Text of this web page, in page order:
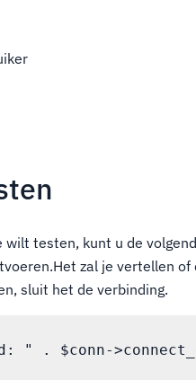
testen, kunt u de
zal je vertellen
sluit het de verbinding.
" . $conn-